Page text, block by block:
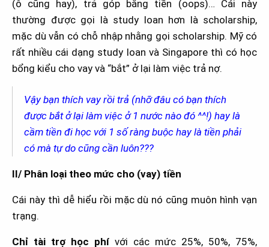
(ô cũng hay), trả góp bằng tiền (oops)… Cái này
thường được gọi là study loan hơn là scholarship,
mặc dù vẫn có chỗ nhập nhằng gọi scholarship. Mỹ có
rất nhiều cái dạng study loan và Singapore thì có học
bổng kiểu cho vay và “bắt” ở lại làm việc trả nợ.
Vậy bạn thích vay rồi trả (nhỡ đâu có bạn thích
được bắt ở lại làm việc ở 1 nước nào đó ^^!) hay là
cầm tiền đi học với 1 số ràng buộc hay là tiền phải
có mà tự do cũng cần luôn???
II/ Phân loại theo mức cho (vay) tiền
Cái này thì dễ hiểu rồi mặc dù nó cũng muôn hình vạn
trạng.
Chỉ tài trợ học phí với các mức 25%, 50%, 75%,